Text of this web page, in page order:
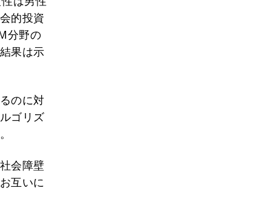
的投資
分野の
果は示
のに対
ゴリズ
会障壁
互いに